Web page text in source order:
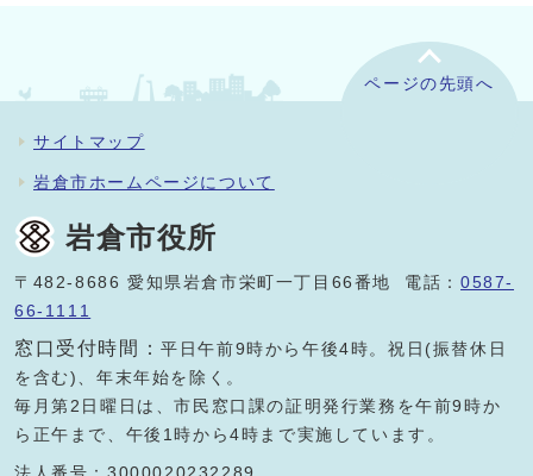
ページの先頭へ
サイトマップ
岩倉市ホームページについて
岩倉市役所
〒482-8686 愛知県岩倉市栄町一丁目66番地 電話：0587-
66-1111
窓口受付時間：平日午前9時から午後4時。祝日(振替休日
を含む)、年末年始を除く。
毎月第2日曜日は、市民窓口課の証明発行業務を午前9時か
ら正午まで、午後1時から4時まで実施しています。